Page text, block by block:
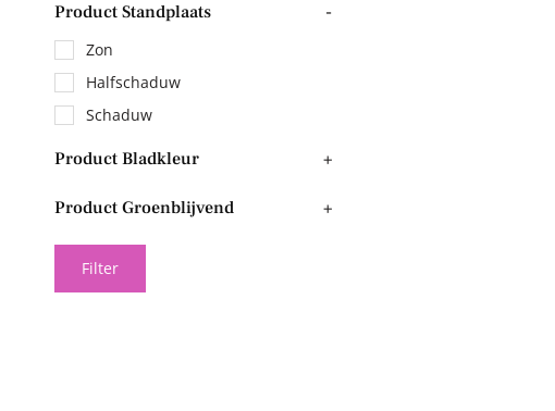
Product Standplaats -
Zon
Halfschaduw
Schaduw
Product Bladkleur +
Product Groenblijvend +
Filter